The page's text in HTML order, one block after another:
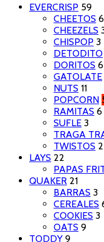
EVERCRISP 59
CHEETOS 6
CHEEZELS
CHISPOP 3
DETODITO
DORITOS 6
GATOLATE
NUTS 11
POPCORN
RAMITAS 6
SUFLE 3
TRAGA
TWISTOS 2
LAYS 22
PAPAS
QUAKER 21
BARRAS 3
CEREALES
COOKIES 3
OATS 9
TODDY 9